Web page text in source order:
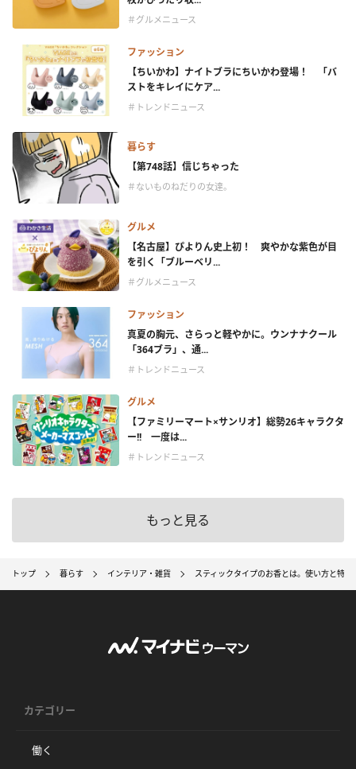
＃グルメニュース
ファッション
【ちいかわ】ナイトブラにちいかわ登場！ 「バ
ストをキレイにケア...
＃トレンドニュース
暮らす
【第748話】信じちゃった
＃ないものねだりの女達。
グルメ
【名古屋】ぴよりん史上初！ 爽やかな紫色が目
を引く「ブルーベリ...
＃グルメニュース
ファッション
真夏の胸元、さらっと軽やかに。ウンナナクール
「364ブラ」、通...
＃トレンドニュース
グルメ
【ファミリーマート×サンリオ】総勢26キャラクタ
ー!! 一度は...
＃トレンドニュース
もっと見る
トップ 暮らす インテリア・雑貨 スティックタイプのお香とは。使い方と特徴
カテゴリー
働く